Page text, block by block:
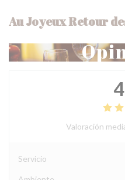
Au Joyeux Retour
Valoración
Servicio